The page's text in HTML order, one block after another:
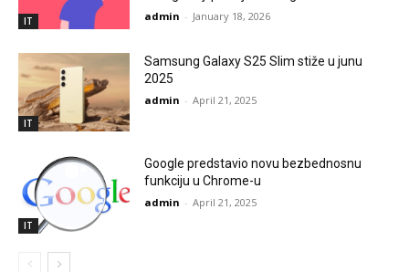
IT admin - January 18, 2026
IT
Samsung Galaxy S25 Slim stiže u junu
2025
admin - April 21, 2025
IT
Google predstavio novu bezbednosnu
funkciju u Chrome-u
admin - April 21, 2025